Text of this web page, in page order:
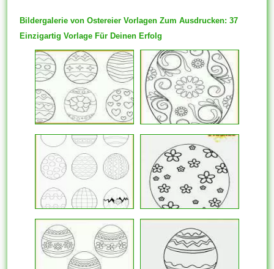
Bildergalerie von Ostereier Vorlagen Zum Ausdrucken: 37
Einzigartig Vorlage Für Deinen Erfolg